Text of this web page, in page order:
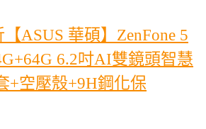
【ASUS 華碩】ZenFone 5
6.2吋AI雙鏡頭智慧
+空壓殼+9H鋼化保